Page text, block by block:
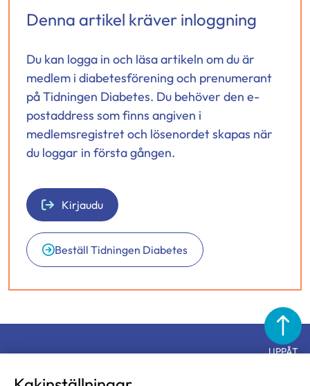
Denna artikel kräver inloggning
Du kan logga in och läsa artikeln om du är
medlem i diabetesförening och prenumerant
på Tidningen Diabetes. Du behöver den e-
postaddress som finns angiven i
medlemsregistret och lösenordet skapas när
du loggar in första gången.
Kirjaudu
Beställ Tidningen Diabetes
UPPÅT